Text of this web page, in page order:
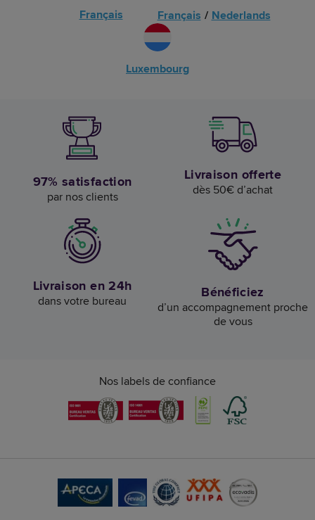
Français Français / Nederlands
Luxembourg
97% satisfaction
par nos clients
Livraison offerte
dès 50€ d’achat
Livraison en 24h
dans votre bureau Bénéficiez
d’un accompagnement proche
de vous
Nos labels de confiance